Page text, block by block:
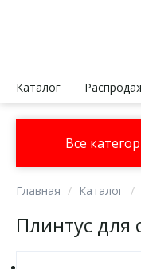
Каталог
Все
Главная Каталог
Плинтус